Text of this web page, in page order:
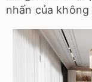
nhấn của